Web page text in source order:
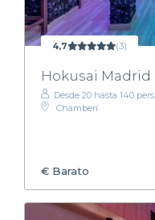
4,7 (3)
Hokusai Madrid
Desde 20 hasta 140 pers.
Chamberí
€ Barato